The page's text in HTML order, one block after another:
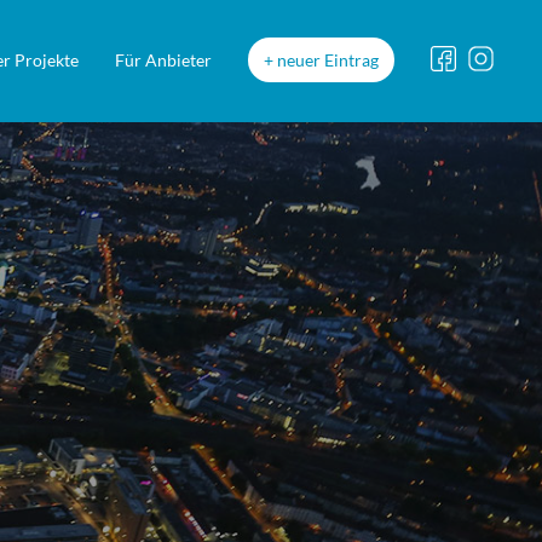
Projekte Für Anbieter neuer Eintrag